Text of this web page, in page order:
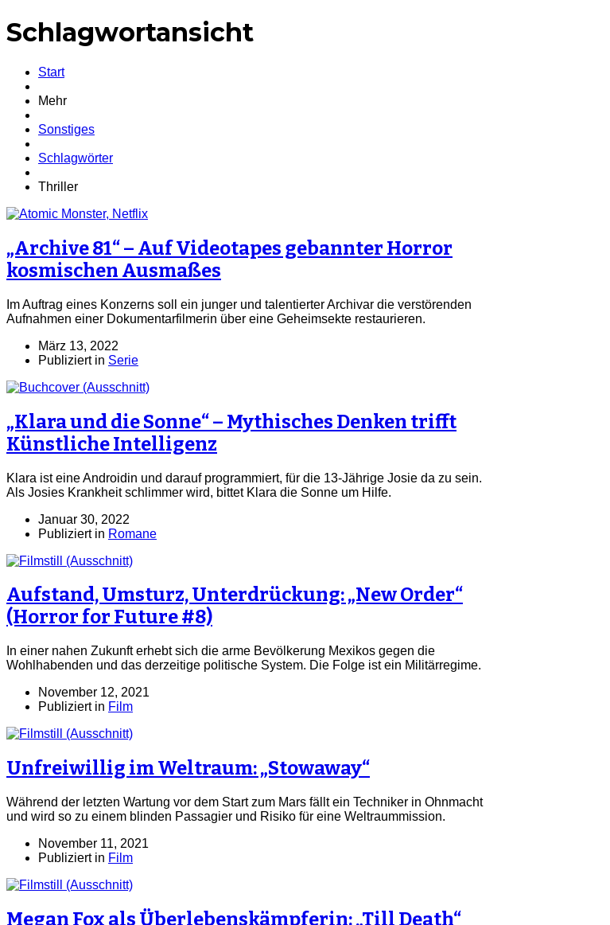
Schlagwortansicht
Start
Mehr
Sonstiges
Schlagwörter
Thriller
„Archive 81“ – Auf Videotapes gebannter Horror
kosmischen Ausmaßes
Im Auftrag eines Konzerns soll ein junger und talentierter Archivar die verstörenden
Aufnahmen einer Dokumentarfilmerin über eine Geheimsekte restaurieren.
März 13, 2022
Publiziert in Serie
„Klara und die Sonne“ – Mythisches Denken trifft
Künstliche Intelligenz
Klara ist eine Androidin und darauf programmiert, für die 13-Jährige Josie da zu sein.
Als Josies Krankheit schlimmer wird, bittet Klara die Sonne um Hilfe.
Januar 30, 2022
Publiziert in Romane
Aufstand, Umsturz, Unterdrückung: „New Order“
(Horror for Future #8)
In einer nahen Zukunft erhebt sich die arme Bevölkerung Mexikos gegen die
Wohlhabenden und das derzeitige politische System. Die Folge ist ein Militärregime.
November 12, 2021
Publiziert in Film
Unfreiwillig im Weltraum: „Stowaway“
Während der letzten Wartung vor dem Start zum Mars fällt ein Techniker in Ohnmacht
und wird so zu einem blinden Passagier und Risiko für eine Weltraummission.
November 11, 2021
Publiziert in Film
Megan Fox als Überlebenskämpferin: „Till Death“